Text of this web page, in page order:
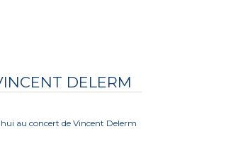
DELERM
au concert de Vincent Delerm